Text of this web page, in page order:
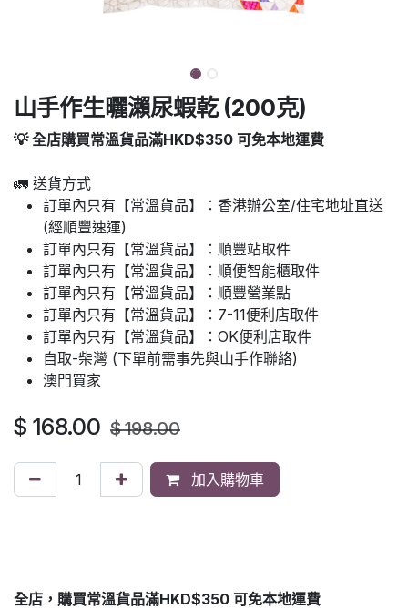
山手作生曬瀨尿蝦乾 (200克)
💡 全店購買常溫貨品滿HKD$350 可免本地運費
🚛 送貨方式
訂單內只有【常溫貨品】：香港辦公室/住宅地址直送
(經順豐速運)
訂單內只有【常溫貨品】：順豐站取件
訂單內只有【常溫貨品】：順便智能櫃取件
訂單內只有【常溫貨品】：順豐營業點
訂單內只有【常溫貨品】：7-11便利店取件
訂單內只有【常溫貨品】：OK便利店取件
自取-柴灣 (下單前需事先與山手作聯絡)
澳門買家
$ 168.00 $198.00
加入購物車
全店，購買常溫貨品滿HKD$350 可免本地運費